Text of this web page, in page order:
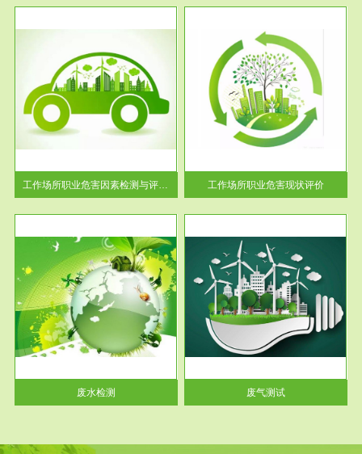
工作场所职业危害因素检测与评价...
服务范围
工作场所职业危害现状评价
【现状评价意义】：具体因素---
-通过质谱分析等多种手段明确
工作场...
工作场所职业危害现状评价
废水检测
服务范围
废气测试
检测范围工业废气检测包括有机
废气和无机废气。有机废气主要
包括...
废气测试